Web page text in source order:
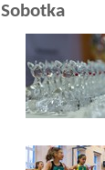
Sobotka